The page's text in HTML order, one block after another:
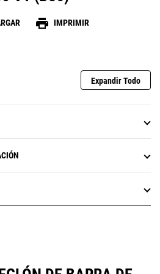
print IMPRIMIR
Expandir Todo